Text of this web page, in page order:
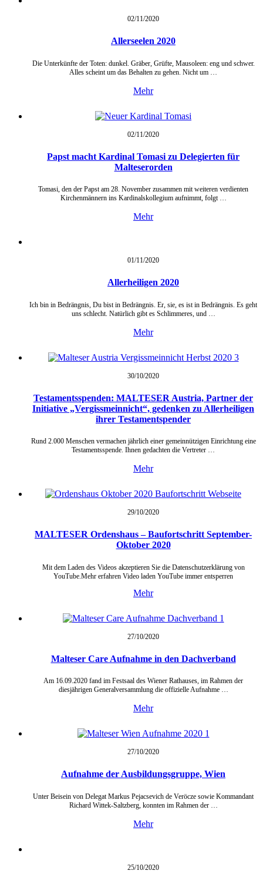
02/11/2020
Allerseelen 2020
Die Unterkünfte der Toten: dunkel. Gräber, Grüfte, Mausoleen: eng und schwer.
Alles scheint um das Behalten zu gehen. Nicht um …
Mehr
02/11/2020
Papst macht Kardinal Tomasi zu Delegierten für
Malteserorden
Tomasi, den der Papst am 28. November zusammen mit weiteren verdienten
Kirchenmännern ins Kardinalskollegium aufnimmt, folgt …
Mehr
01/11/2020
Allerheiligen 2020
Ich bin in Bedrängnis, Du bist in Bedrängnis. Er, sie, es ist in Bedrängnis. Es geht
uns schlecht. Natürlich gibt es Schlimmeres, und …
Mehr
30/10/2020
Testamentsspenden: MALTESER Austria, Partner der
Initiative „Vergissmeinnicht“, gedenken zu Allerheiligen
ihrer Testamentspender
Rund 2.000 Menschen vermachen jährlich einer gemeinnützigen Einrichtung eine
Testamentsspende. Ihnen gedachten die Vertreter …
Mehr
29/10/2020
MALTESER Ordenshaus – Baufortschritt September-
Oktober 2020
Mit dem Laden des Videos akzeptieren Sie die Datenschutzerklärung von
YouTube.Mehr erfahren Video laden YouTube immer entsperren
Mehr
27/10/2020
Malteser Care Aufnahme in den Dachverband
Am 16.09.2020 fand im Festsaal des Wiener Rathauses, im Rahmen der
diesjährigen Generalversammlung die offizielle Aufnahme …
Mehr
27/10/2020
Aufnahme der Ausbildungsgruppe, Wien
Unter Beisein von Delegat Markus Pejacsevich de Veröcze sowie Kommandant
Richard Wittek-Saltzberg, konnten im Rahmen der …
Mehr
25/10/2020